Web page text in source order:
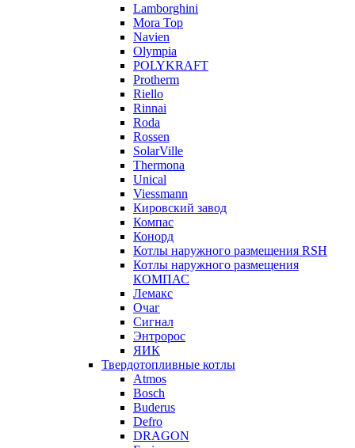
Lamborghini
Mora Top
Navien
Olympia
POLYKRAFT
Protherm
Riello
Rinnai
Roda
Rossen
SolarVille
Thermona
Unical
Viessmann
Кировский завод
Компас
Конорд
Котлы наружного размещения RSH
Котлы наружного размещения
КОМПАС
Лемакс
Очаг
Сигнал
Энтророс
ЯИК
Твердотопливные котлы
Atmos
Bosch
Buderus
Defro
DRAGON